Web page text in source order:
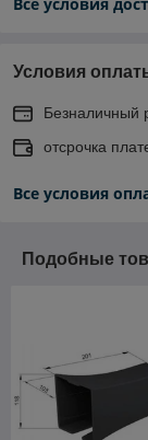
Все условия
Условия
Безналичный
отсрочка
Все условия
Подобные